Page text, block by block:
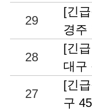
29
[긴
경
28
[긴
대구
27
[긴
구